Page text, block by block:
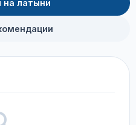
на латыни